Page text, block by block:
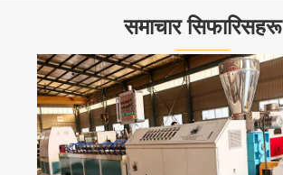
समाचार सिफारिसहरू